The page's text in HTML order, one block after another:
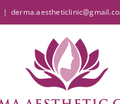
|